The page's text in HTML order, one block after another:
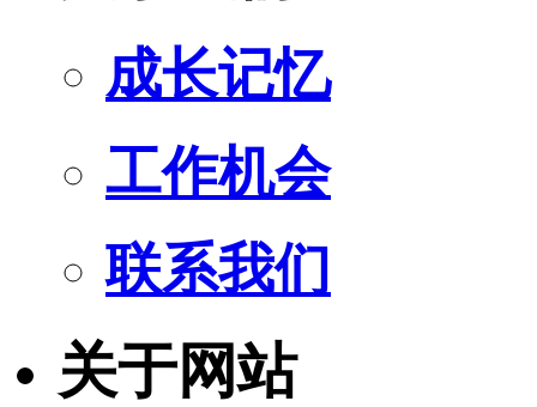
成长记忆
工作机会
联系我们
关于网站